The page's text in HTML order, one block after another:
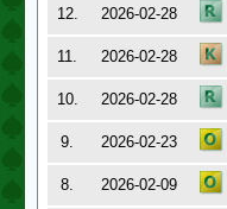
12.
2026-02-28
11.
2026-02-28
10.
2026-02-28
9.
2026-02-23
8.
2026-02-09